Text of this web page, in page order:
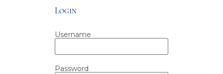
Login
Username
Password